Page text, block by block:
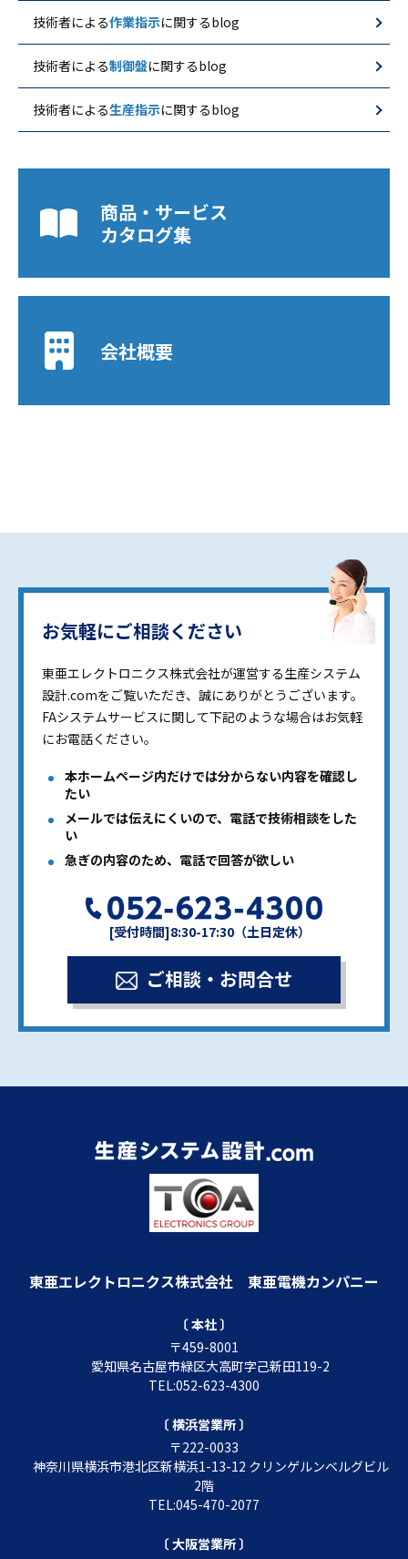
技術者による作業指示に関するblog
技術者による制御盤に関するblog
技術者による生産指示に関するblog
商品・サービス
カタログ集
会社概要
お気軽にご相談ください
東亜エレクトロニクス株式会社が運営する生産システム
設計.comをご覧いただき、誠にありがとうございます。
FAシステムサービスに関して下記のような場合はお気軽
にお電話ください。
本ホームページ内だけでは分からない内容を確認し
たい
メールでは伝えにくいので、電話で技術相談をした
い
急ぎの内容のため、電話で回答が欲しい
[受付時間]8:30-17:30（土日定休）
ご相談・お問合せ
東亜エレクトロニクス株式会社 東亜電機カンパニー
〔 本社 〕
〒459-8001
愛知県名古屋市緑区大高町字己新田119-2
TEL:052-623-4300
〔 横浜営業所 〕
〒222-0033
神奈川県横浜市港北区新横浜1-13-12 クリンゲルンベルグビル
2階
TEL:045-470-2077
〔 大阪営業所 〕